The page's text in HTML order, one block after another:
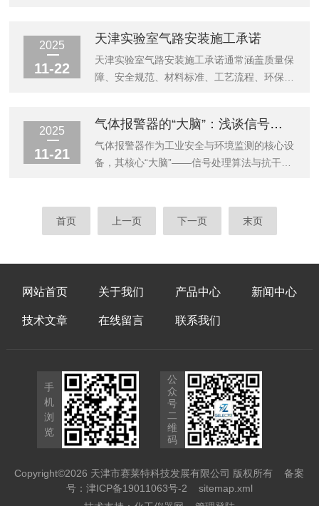
漏部位均匀涂抹肥皂水，若出现泡沫被吹起或
持续有气泡产生，说明该处存在泄漏。氦质谱
检漏仪则采用高精度质谱技术，利...
点、定期深度维护、应急处理机制四个维度展
开说明：一、安装验收检查：确保初始安全性
1.气密性测试方法：使用检漏液或专业检漏
准：在额定压力下，24小时内压力下降不超
过2%为合格。重点区域：焊接点、螺纹连
接、快速接头、减压阀与管道接口处。2.压力
2025
11-22
天津实验室气路安装施工承诺
天津实验室气路安装施工承诺通常涵盖质量保
障、安全规范、材料标准、工艺流程、环保要
资质，施工人员均经过专业培训，具备相应的
燃气施工技能和安全生产知识，持证上岗。2.
质量管理体系：建立*的质量管理体系，从材
津实验室气路安装安全规范承诺1.安全生产责
2025
11-21
气体报警器的“大脑”：浅谈信号处理算法与抗干扰技术
气体报警器作为工业安全与环境监测的核心设
备，其核心“大脑”——信号处理算法与抗干扰
声，确保报警器在复杂场景中仍能精准识别目
含噪声与基线漂移，需通过算法提取有效信
性，采用分段线性拟合或多项式回归算法，可
将其输出电压精准转换为气体浓度值，误差可
首页 上一页 下一页 末页
网站首页 关于我们 产品中心 新闻中心
技术文章 在线留言 联系我们
手
机
浏
览
公
众
号
二
维
码
Copyright©2026 天津市赛莱特科技发展有限公司 版权所有备案
号：津ICP备19011063号-2
sitemap.xml